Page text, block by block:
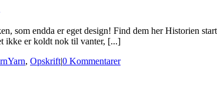
som endda er eget design! Find dem her Historien
ikke er koldt nok til vanter, [...]
, Opskrift|0 Kommentarer